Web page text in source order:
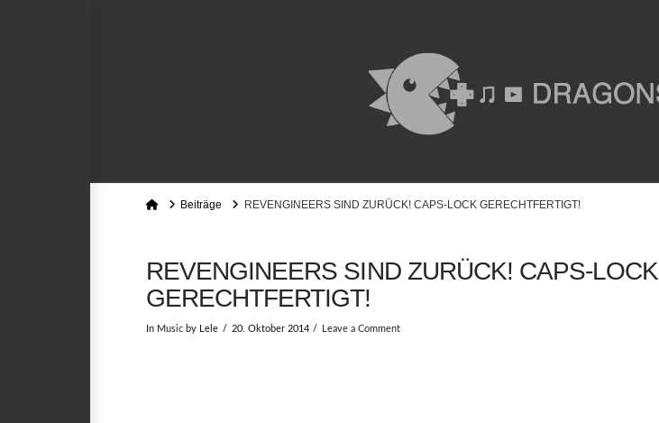
HomeBeiträge REVENGINEERS SIND ZURÜCK! CAPS-LOCK GERECHTFERTIGT!
REVENGINEERS SIND ZURÜCK! CAPS-LOCK
GERECHTFERTIGT!
In Music by Lele 20. Oktober 2014 Leave a Comment